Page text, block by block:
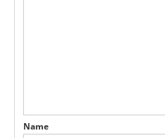
Name